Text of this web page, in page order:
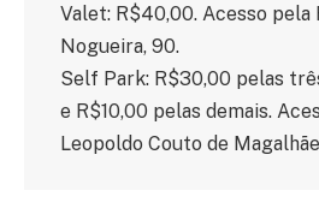
Valet: R$40,00. Acesso pela
Nogueira, 90.
Self Park: R$30,00 pelas
e R$10,00 pelas demais.
Leopoldo Couto de